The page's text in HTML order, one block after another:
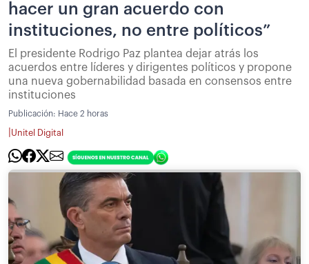
hacer un gran acuerdo con
instituciones, no entre políticos”
El presidente Rodrigo Paz plantea dejar atrás los
acuerdos entre líderes y dirigentes políticos y propone
una nueva gobernabilidad basada en consensos entre
instituciones
Publicación: Hace 2 horas
Unitel Digital